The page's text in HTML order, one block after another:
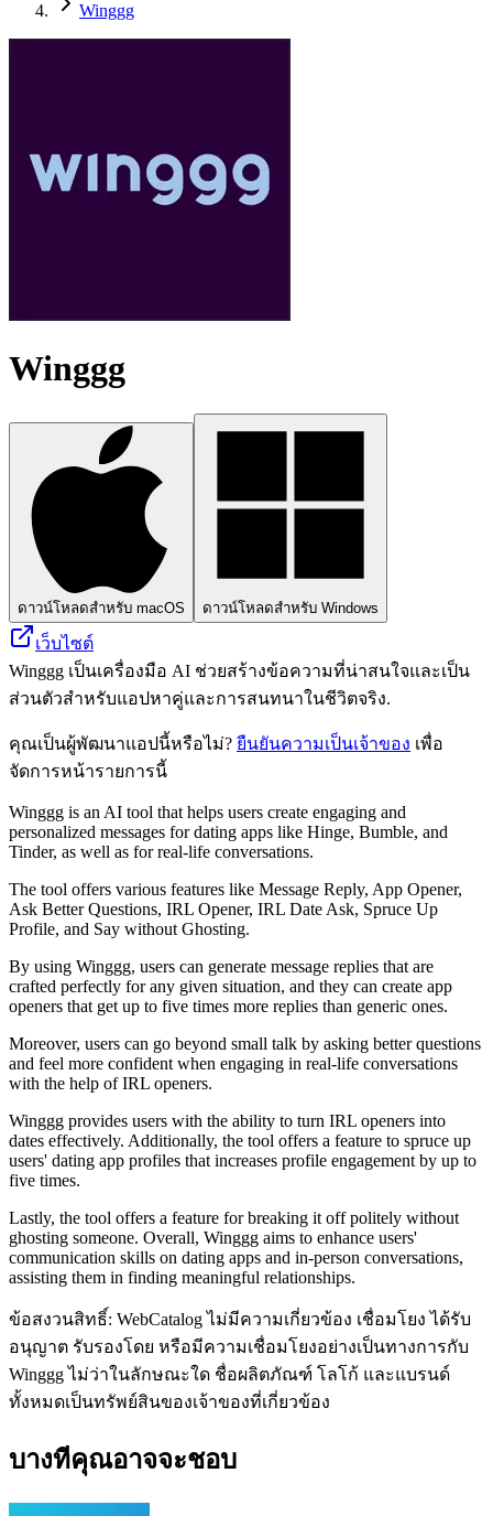
Winggg
Winggg
ดาวน์โหลดสำหรับ macOS ดาวน์โหลดสำหรับ Windows
เว็บไซต์
Winggg เป็นเครื่องมือ AI ช่วยสร้างข้อความที่น่าสนใจและเป็น
ส่วนตัวสำหรับแอปหาคู่และการสนทนาในชีวิตจริง.
คุณเป็นผู้พัฒนาแอปนี้หรือไม่? ยืนยันความเป็นเจ้าของ เพื่อ
จัดการหน้ารายการนี้
Winggg is an AI tool that helps users create engaging and
personalized messages for dating apps like Hinge, Bumble, and
Tinder, as well as for real-life conversations.
The tool offers various features like Message Reply, App Opener,
Ask Better Questions, IRL Opener, IRL Date Ask, Spruce Up
Profile, and Say without Ghosting.
By using Winggg, users can generate message replies that are
crafted perfectly for any given situation, and they can create app
openers that get up to five times more replies than generic ones.
Moreover, users can go beyond small talk by asking better questions
and feel more confident when engaging in real-life conversations
with the help of IRL openers.
Winggg provides users with the ability to turn IRL openers into
dates effectively. Additionally, the tool offers a feature to spruce up
users' dating app profiles that increases profile engagement by up to
five times.
Lastly, the tool offers a feature for breaking it off politely without
ghosting someone. Overall, Winggg aims to enhance users'
communication skills on dating apps and in-person conversations,
assisting them in finding meaningful relationships.
ข้อสงวนสิทธิ์: WebCatalog ไม่มีความเกี่ยวข้อง เชื่อมโยง ได้รับ
อนุญาต รับรองโดย หรือมีความเชื่อมโยงอย่างเป็นทางการกับ
Winggg ไม่ว่าในลักษณะใด ชื่อผลิตภัณฑ์ โลโก้ และแบรนด์
ทั้งหมดเป็นทรัพย์สินของเจ้าของที่เกี่ยวข้อง
บางทีคุณอาจจะชอบ